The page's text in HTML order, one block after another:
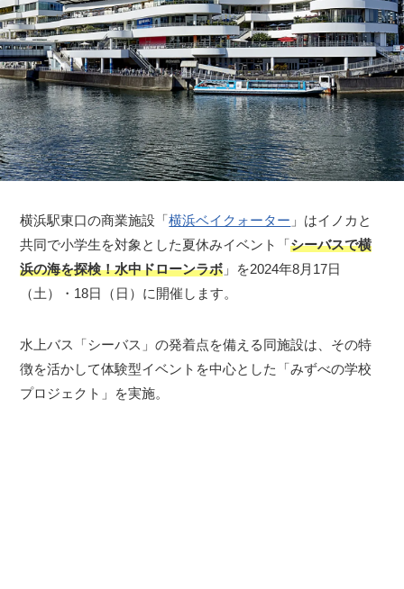
横浜駅東口の商業施設「横浜ベイクォーター 」はイノカと
共同で小学生を対象とした夏休みイベント「シーバスで横
浜の海を探検！水中ドローンラボ 」を2024年8月17日
（土）・18日（日）に開催します。
水上バス「シーバス」の発着点を備える同施設は、その特
徴を活かして体験型イベントを中心とした「みずべの学校
プロジェクト」を実施。